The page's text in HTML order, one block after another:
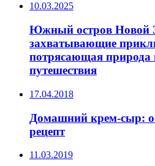
10.03.2025
Южный остров Новой
захватывающие
потрясающая природа
путешествия
17.04.2018
Домашний крем-сыр:
рецепт
11.03.2019